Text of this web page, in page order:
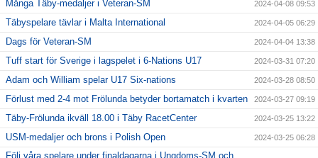
Många Täby-medaljer i Veteran-SM 2024-04-08 09:53
Täbyspelare tävlar i Malta International 2024-04-05 06:29
Dags för Veteran-SM 2024-04-04 13:38
Tuff start för Sverige i lagspelet i 6-Nations U17 2024-03-31 07:20
Adam och William spelar U17 Six-nations 2024-03-28 08:50
Förlust med 2-4 mot Frölunda betyder bortamatch i kvarten 2024-03-27 09:19
Täby-Frölunda ikväll 18.00 i Täby RacetCenter 2024-03-25 13:22
USM-medaljer och brons i Polish Open 2024-03-25 06:28
Följ våra spelare under finaldagarna i Ungdoms-SM och